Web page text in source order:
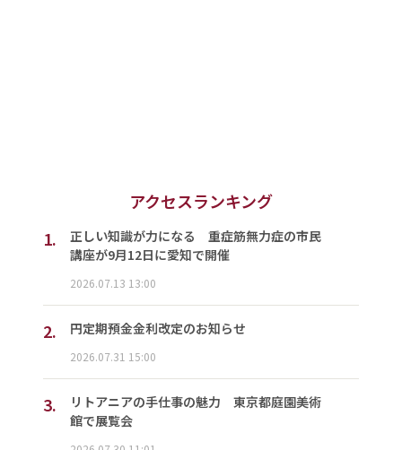
アクセスランキング
1.
正しい知識が力になる 重症筋無力症の市民
講座が9月12日に愛知で開催
2026.07.13 13:00
2. 円定期預金金利改定のお知らせ
2026.07.31 15:00
3.
リトアニアの手仕事の魅力 東京都庭園美術
館で展覧会